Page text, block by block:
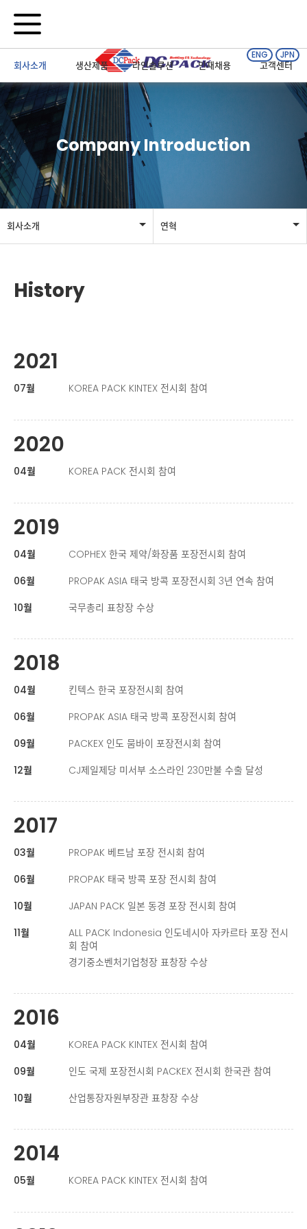
회사소개 생산제품 라인솔루션 인재채용 고객센터
ENG JPN
Company Introduction
회사소개
생산제품
인재채용
고객센터
연혁
수상 및 인증서
History
2021
07월 KOREA PACK KINTEX 전시회 참여
2020
04월 KOREA PACK 전시회 참여
2019
04월
COPHEX 한국 제약/화장품 포장전시회 참여
06월
PROPAK ASIA 태국 방콕 포장전시회 3년 연속 참여
10월
국무총리 표창장 수상
2018
04월
킨텍스 한국 포장전시회 참여
06월
PROPAK ASIA 태국 방콕 포장전시회 참여
09월
PACKEX 인도 뭄바이 포장전시회 참여
12월
CJ제일제당 미서부 소스라인 230만불 수출 달성
2017
03월
PROPAK 베트남 포장 전시회 참여
06월
PROPAK 태국 방콕 포장 전시회 참여
10월
JAPAN PACK 일본 동경 포장 전시회 참여
11월
ALL PACK Indonesia 인도네시아 자카르타 포장 전시
회 참여
경기중소벤처기업청장 표창장 수상
2016
04월
KOREA PACK KINTEX 전시회 참여
09월
인도 국제 포장전시회 PACKEX 전시회 한국관 참여
10월
산업통장자원부장관 표창장 수상
2014
05월 KOREA PACK KINTEX 전시회 참여